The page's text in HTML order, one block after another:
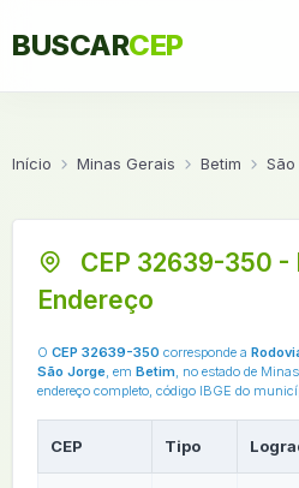
BUSCARCEP
Início Minas Gerais Betim
CEP 32639-350
Endereço
O CEP 32639-350 corresponde a
São Jorge, em Betim, no estado de
endereço completo, código IBGE do
CEP Tipo